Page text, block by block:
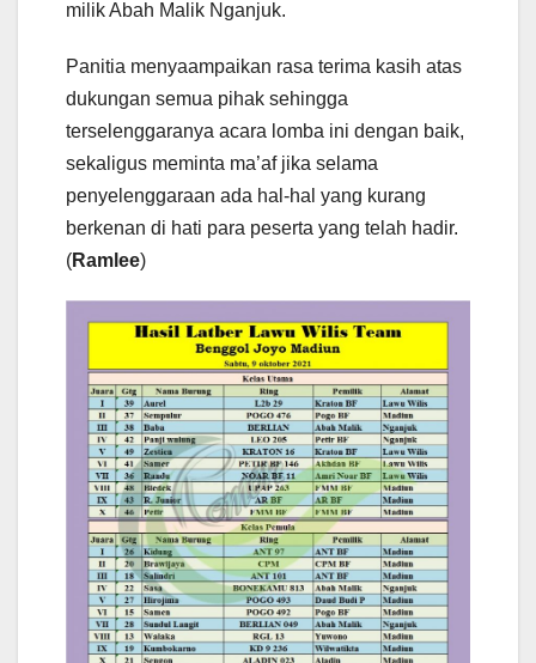
milik Abah Malik Nganjuk.
Panitia menyaampaikan rasa terima kasih atas
dukungan semua pihak sehingga
terselenggaranya acara lomba ini dengan baik,
sekaligus meminta ma’af jika selama
penyelenggaraan ada hal-hal yang kurang
berkenan di hati para peserta yang telah hadir.
(Ramlee)